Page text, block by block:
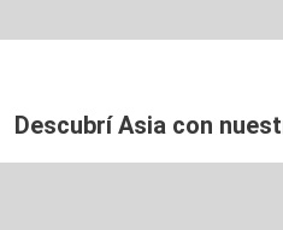
Descubrí Asia con